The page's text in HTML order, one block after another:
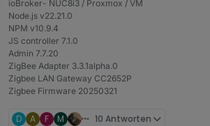
ioBroker- NUC8i3 / Proxmox / VM
Node.js v22.21.0
NPM v10.9.4
JS controller 7.1.0
Admin 7.7.20
ZigBee Adapter 3.3.1alpha.0
Zigbee LAN Gateway CC2652P
Zigbee Firmware 20250321
D A F M 10 Antworten